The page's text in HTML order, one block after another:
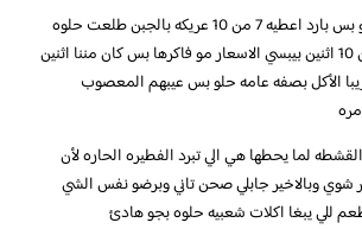
معصوب بالقشطه حلو بس بارد اعطيه 7 من 10 عريكه بالجبن طلعت حلوه
بس بارده اعطيها 8 من 10 اثنين بيبسي الاسعار مو فاكرها بس كان مننا اثنين
المجموع 50 تقريبا الأكل بصفه عامه حلو بس عيبهم المعصوب
لما يحطها هي الي تبرد الفطيره الحاره لأن
شوي وبالاخير جابلي صحن تاني وبرضو نفس الشي
للي يبغا اكلات شعبيه حلوه بجو هادئ